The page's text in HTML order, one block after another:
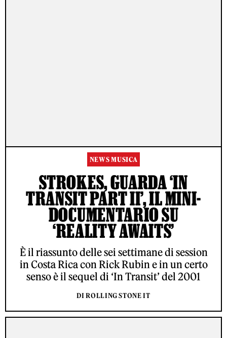
NEWS MUSICA
STROKES, GUARDA ‘IN
TRANSIT PART II’, IL MINI-
DOCUMENTARIO SU
‘REALITY AWAITS’
È il riassunto delle sei settimane di session
in Costa Rica con Rick Rubin e in un certo
senso è il sequel di ‘In Transit’ del 2001
DI ROLLING STONE IT